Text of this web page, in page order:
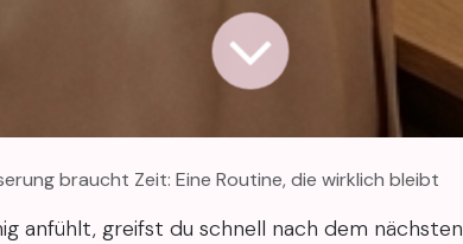
braucht Zeit: Eine Routine, die wirklich bleibt
anfühlt, greifst du schnell nach dem nächsten